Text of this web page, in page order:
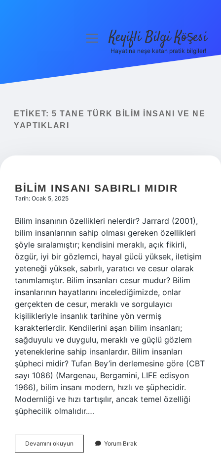
Yasal Uyarı
menüyüKeyifli Bilgi Köşesi
Hayatına neşe katan pratik bilgiler!
ETIKET: 5 TANE TÜRK BILIM INSANI VE NE
YAPTIKLARI
BILIM INSANI SABIRLI MIDIR
Tarih: Ocak 5, 2025
Bilim insanının özellikleri nelerdir? Jarrard (2001),
bilim insanlarının sahip olması gereken özellikleri
şöyle sıralamıştır; kendisini meraklı, açık fikirli,
özgür, iyi bir gözlemci, hayal gücü yüksek, iletişim
yeteneği yüksek, sabırlı, yaratıcı ve cesur olarak
tanımlamıştır. Bilim insanları cesur mudur? Bilim
insanlarının hayatlarını incelediğimizde, onlar
gerçekten de cesur, meraklı ve sorgulayıcı
kişilikleriyle insanlık tarihine yön vermiş
karakterlerdir. Kendilerini aşan bilim insanları;
sağduyulu ve duygulu, meraklı ve güçlü gözlem
yeteneklerine sahip insanlardır. Bilim insanları
şüpheci midir? Tufan Bey’in derlemesine göre (CBT
sayı 1086) (Margenau, Bergamini, LIFE edisyon
1966), bilim insanı modern, hızlı ve şüphecidir.
Modernliği ve hızı tartışılır, ancak temel özelliği
şüphecilik olmalıdır.…
Devamını okuyun
Insanı
Yorum Bırak